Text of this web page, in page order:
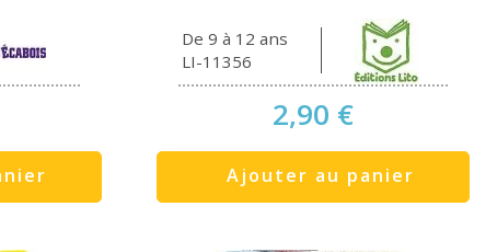
De 9 à 12 ans
LI-11356
2,90 €
Ajouter au panier